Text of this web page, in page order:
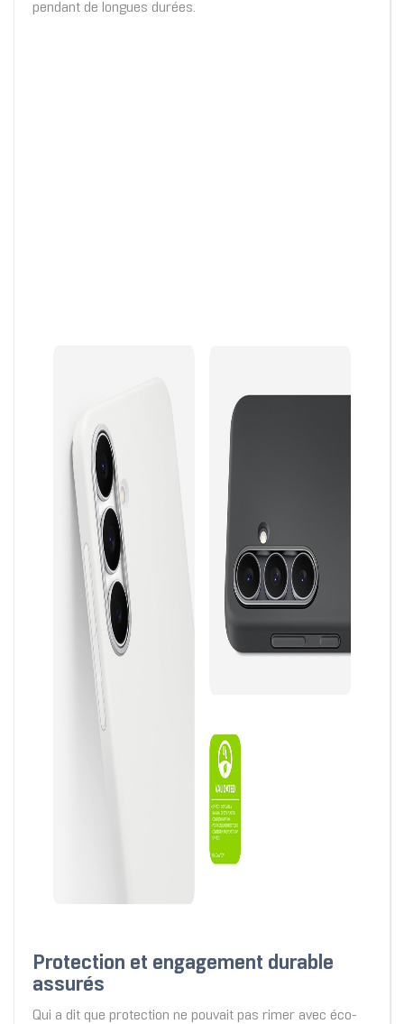
pendant de longues durées.
Protection et engagement durable
assurés
Qui a dit que protection ne pouvait pas rimer avec éco-